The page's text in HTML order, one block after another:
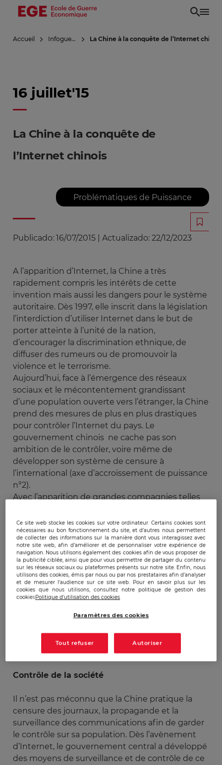
Aller
principal
Accueil Infoguerre La Chine à la conquête de l’Internet
16 juillet'15
La Chine à la conquête de
l’Internet chinois
Problématiques de Puissance
Publicado: 16/07/2015 Actualizado: 22/12/2023
A l’apparition d’Internet, la Chine a très
rapidement compris les intérêts de cette
invention mais aussi les dangers pour le système
autoritaire. Dès 1997, elle inscrit dans la législation
l’interdiction d’utiliser Internet dans le but de
porter atteinte à l’unité de la nation,
d’encourager la discrimination ethnique, de
diffuser des rumeurs ou de promouvoir la
violence et le terrorisme.
Aujourd’hui, face à l’émergence des réseaux
sociaux et le mécontentement grandissant
d’une population ouverte vers l’étranger, la Chine
prend des mesures de plus en plus drastiques
pour contrôler l’Internet du pays. Le
gouvernement chinois ne cache pas son
ambition de le contrôler, voire même de
développer son système de censure à
l’international (axe d’accroissement de puissance
n°2).
Avec l’apparition de grandes compagnies telles
sociaux, il apparait évident que la Chine cherche
à empêcher les Etats-Unis d’avoir une trop
grande place sur le territoire. Nous parlons
souvent du soft power chinois par les instituts
Confucius mais dans le domaine du cyberespace,
la Chine ne veut pas tant influencer que d’éviter
d’être influencée (axe d’accroissement de
différentes actions du gouvernement sur
créer un Internet uniquement chinois et
contrôlé par les organes spécifiques du PCC.
Contrôle de la société
Il n’est pas méconnu que la Chine pratique la
censure des journaux, la propagande et la
surveillance des communications afin de garder
le contrôle sur sa population. Dès l’avènement
d’Internet, le gouvernement central a développé
des moyens de surveillance et de contrôle de ce
Ce site web stocke les cookies sur votre ordinateur. Certains cookies sont
nécessaires au bon fonctionnement du site, et d’autres nous permettent
de collecter des informations sur la manière dont vous interagissez avec
notre site web, afin d’améliorer et de personnaliser votre expérience de
navigation. Nous utilisons également des cookies afin de vous proposer de
la publicité ciblée, ainsi que pour vous permettre de partager du contenu
sur les réseaux sociaux ou plateformes présents sur notre site. Enfin, nous
utilisons des cookies, émis par nous ou par nos prestataires afin d’analyser
et de mesurer l’audience sur ce site web. Pour en savoir plus sur les
cookies que nous utilisons, consultez notre politique de gestion des
cookiesPolitique d'utilisation des cookies
Paramètres des cookies
Tout refuser Autoriser